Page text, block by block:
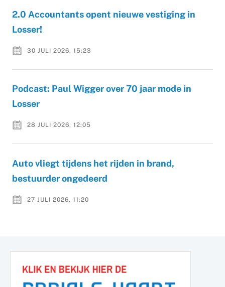
2.0 Accountants opent nieuwe vestiging in
Losser!
30 JULI 2026, 15:23
Podcast: Paul Wigger over 70 jaar mode in
Losser
28 JULI 2026, 12:05
Auto vliegt tijdens het rijden in brand,
bestuurder ongedeerd
27 JULI 2026, 11:20